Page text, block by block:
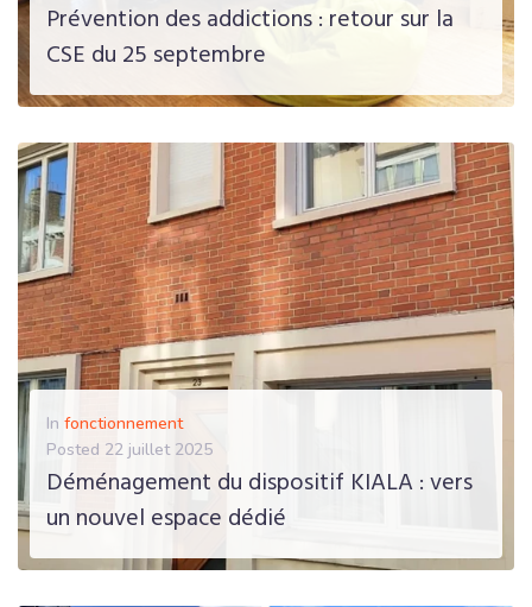
Je suis résident
Demande de logement
Prévention des addictions : retour sur la
CSE du 25 septembre
EN SAVOIR PLUS
In fonctionnement
Posted 22 juillet 2025
Déménagement du dispositif KIALA : vers
un nouvel espace dédié